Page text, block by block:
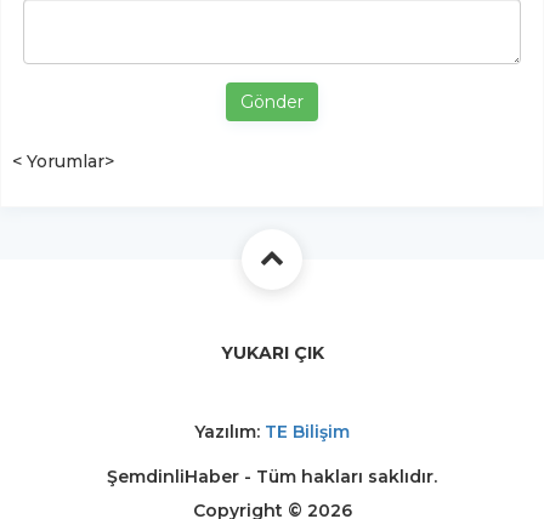
Gönder
< Yorumlar>
YUKARI ÇIK
Yazılım: TE Bilişim
ŞemdinliHaber - Tüm hakları saklıdır.
Copyright © 2026